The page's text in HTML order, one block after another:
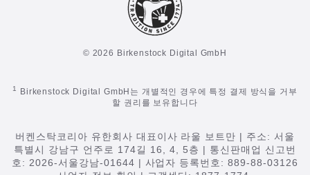
© 2026 Birkenstock Digital GmbH
1
Birkenstock Digital GmbH는 개별적인 경우에 특정 결제 방식을 거부
할 권리를 보유합니다
버켄스탁코리아 유한회사 대표이사 라울 보트만 | 주소: 서울
특별시 강남구 언주로 174길 16, 4, 5층 | 통신판매업 신고번
호: 2026-서울강남-01644 | 사업자 등록번호: 889-88-03126